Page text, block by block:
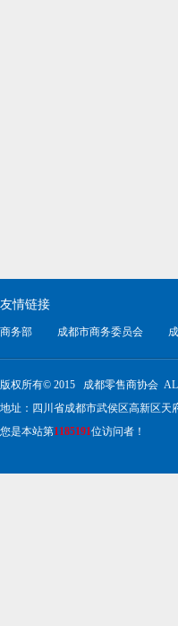
友情链接
商务部 成都市商务委员会
版权所有© 2015 成都零售商协会
地址：四川省成都市武侯区高新区天
您是本站第1185191位访问者！